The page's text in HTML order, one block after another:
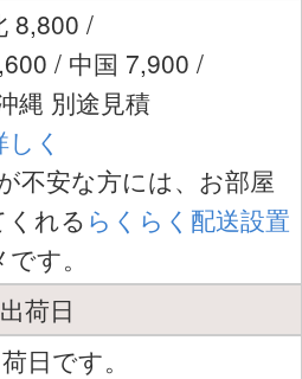
8,800 /
/ 中国 7,900 /
縄 別途見積
く
不安な方には、お部屋
れる らくらく配送設置
す。
出荷日
日です。